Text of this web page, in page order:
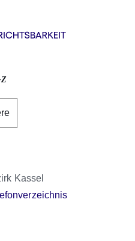
Direkt zum Kopf der
Direkt zum Inhalt
Direkt zum Fuß der
Kassel